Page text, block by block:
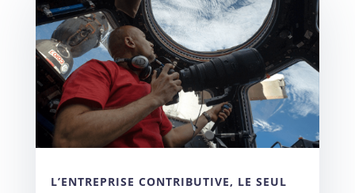
L’ENTREPRISE CONTRIBUTIVE, LE SEUL